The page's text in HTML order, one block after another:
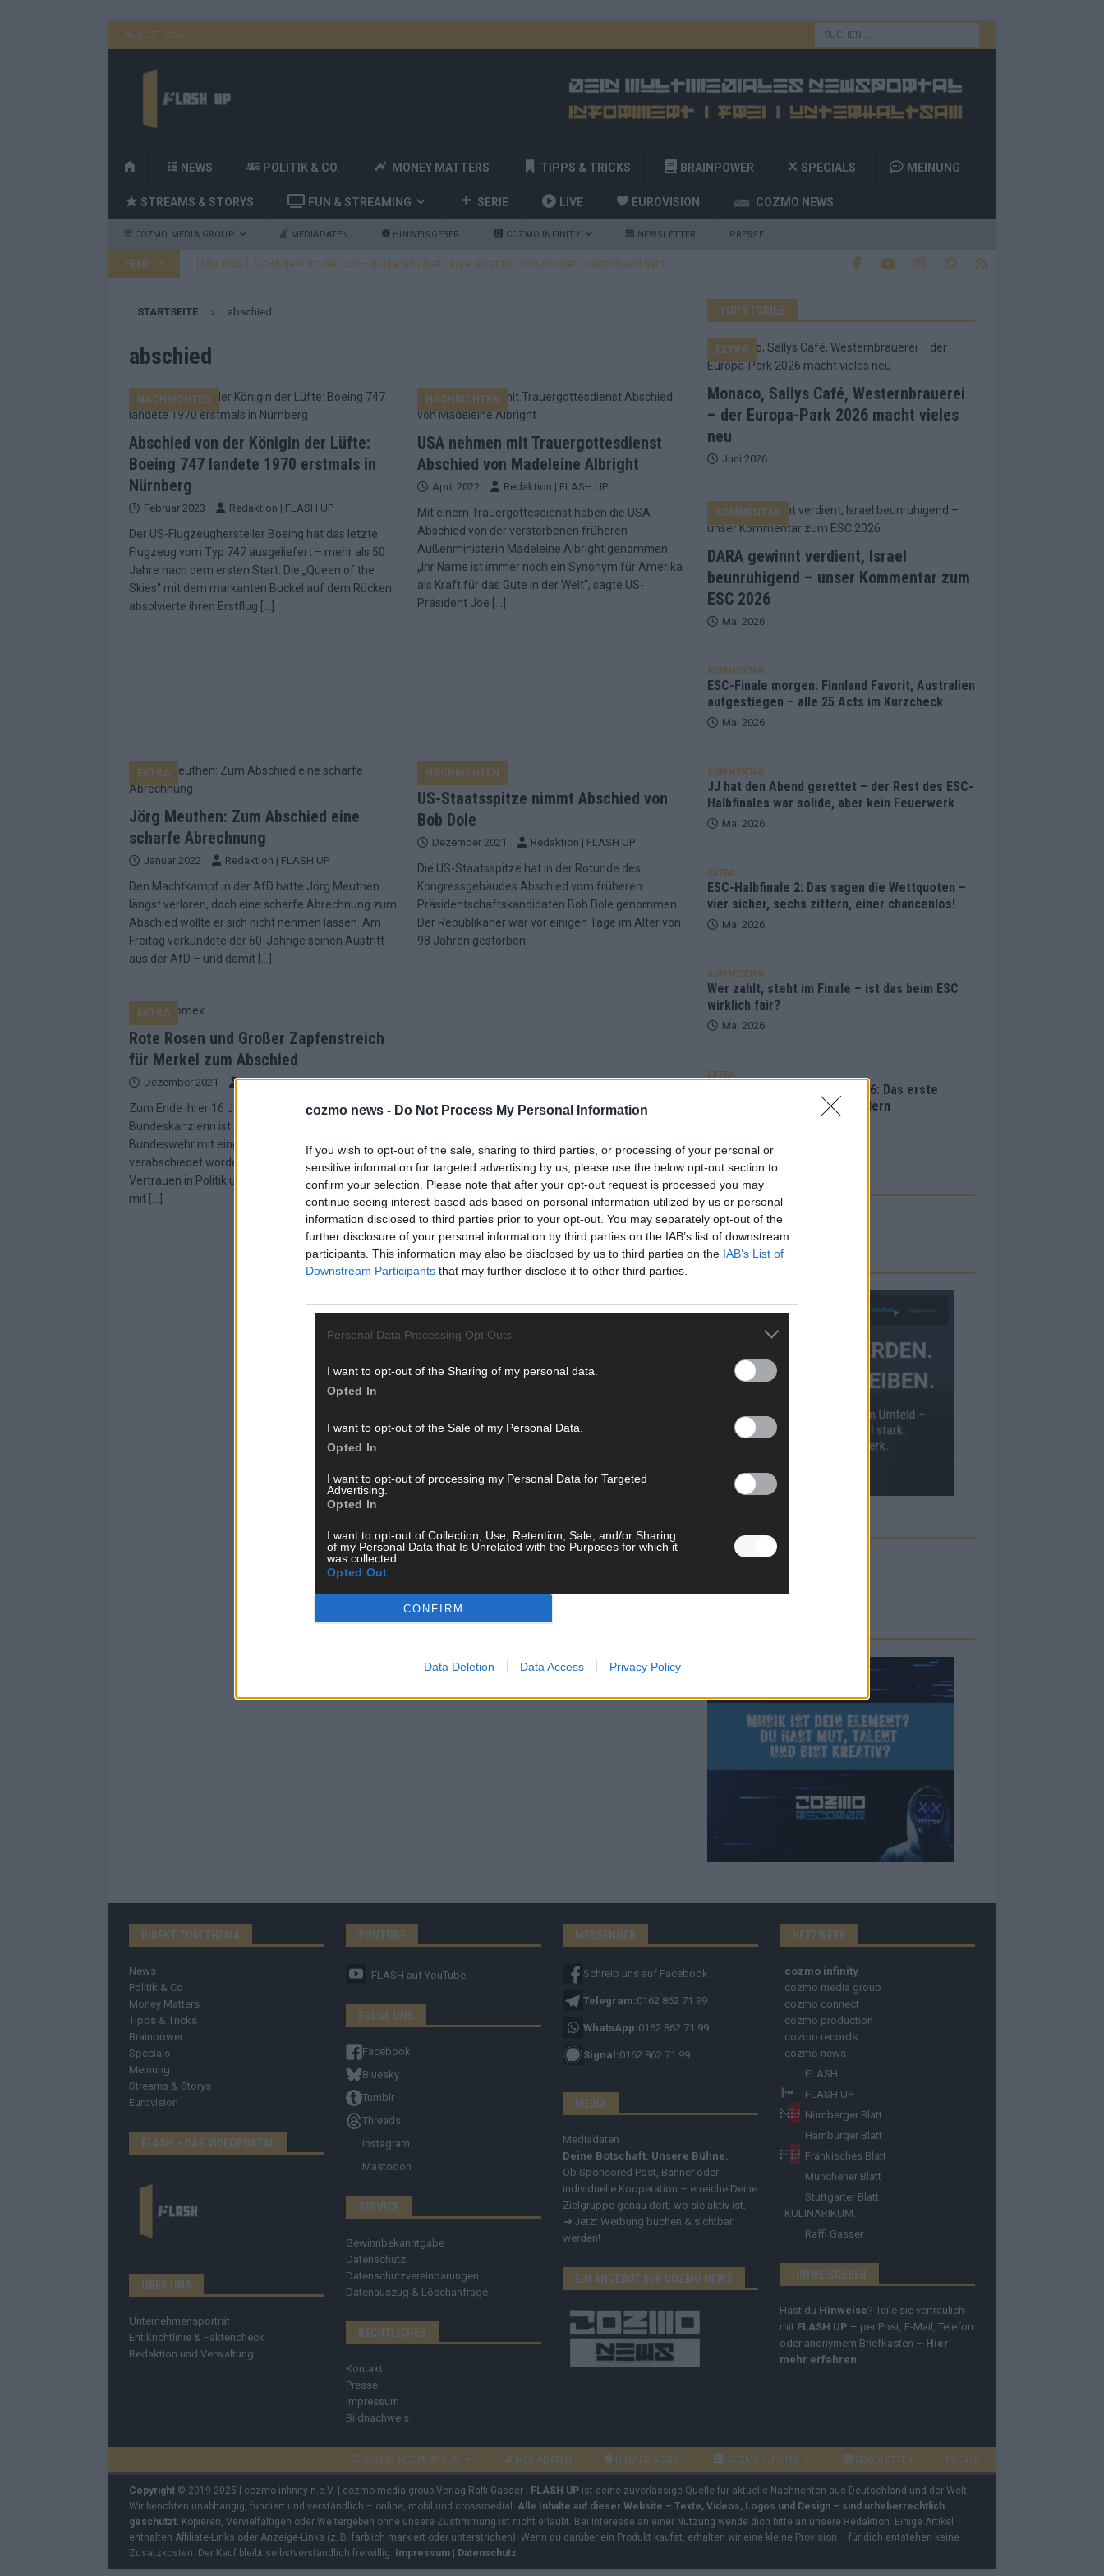
cozmo news - Do Not Process My Personal Information
If you wish to opt-out of the sale, sharing to third parties, or processing of your personal or
sensitive information for targeted advertising by us, please use the below opt-out section to
confirm your selection. Please note that after your opt-out request is processed you may
continue seeing interest-based ads based on personal information utilized by us or personal
information disclosed to third parties prior to your opt-out. You may separately opt-out of the
further disclosure of your personal information by third parties on the IAB’s list of downstream
participants. This information may also be disclosed by us to third parties on the IAB’s List of
Downstream Participants that may further disclose it to other third parties.
Personal Data Processing Opt Outs
I want to opt-out of the Sharing of my personal data.
Opted In
I want to opt-out of the Sale of my Personal Data.
Opted In
I want to opt-out of processing my Personal Data for Targeted
Advertising.
Opted In
I want to opt-out of Collection, Use, Retention, Sale, and/or Sharing
of my Personal Data that Is Unrelated with the Purposes for which it
was collected.
Opted Out
CONFIRM
Data Deletion Data Access Privacy Policy
AUGUST 2026
H
M
E
NEWS POLITIK & CO. MONEY MATTERS TIPPS & TRICKS BRAINPOWER SPECIALS MEINUNG
STREAMS & STORYS FUN & STREAMING SERIE LIVE EUROVISION COZMO NEWS
COZMO MEDIA GROUP MEDIADATEN HINWEISGEBER COZMO INFINITY NEWSLETTER PRESSE
FEED [ Mai 2026 ] DARA gewinnt den ESC – Bulgarien jubelt, Israel sorgt für Diskussionen, Deutschland geht
[ Mai 2026 ]
[ Mai 2026 ] ESC-Finale morgen: Finnland Favorit, Australien aufgestiegen – alle 25 Acts im Kurzcheck
[ Mai 2026 ] „Douze Points“ – wie eine Zahl zur Ikone wurde: 70 Jahre ESC-Wertungsgeschichte!
[ Mai 2026 ] Das ESC-Finale ist komplett – 26 Länder wollen den Sieg in Wien EUROVISION
[ Mai 2026 ] JJ hat den Abend gerettet – der Rest des ESC-Halbfinales war solide, aber kein Feuerwerk
KOMMENTAR
[ Mai 2026 ] ESC-Halbfinale 2: Das sagen die Wettquoten – vier sicher, sechs zittern, einer chancenlos!
STARTSEITE abschied
abschied
NACHRICHTEN
Abschied von der Königin der Lüfte:
Boeing 747 landete 1970 erstmals in
Nürnberg
Februar 2023 Redaktion | FLASH UP
Der US-Flugzeughersteller Boeing hat das letzte
Flugzeug vom Typ 747 ausgeliefert – mehr als 50
Jahre nach dem ersten Start. Die „Queen of the
Skies“ mit dem markanten Buckel auf dem Rücken
absolvierte ihren Erstflug
NACHRICHTEN
USA nehmen mit Trauergottesdienst
Abschied von Madeleine Albright
April 2022 Redaktion | FLASH UP
Mit einem Trauergottesdienst haben die USA
Abschied von der verstorbenen früheren
Außenministerin Madeleine Albright genommen.
„Ihr Name ist immer noch ein Synonym für Amerika
als Kraft für das Gute in der Welt“, sagte US-
Präsident Joe
EXTRA
Jörg Meuthen: Zum Abschied eine
scharfe Abrechnung
Januar 2022 Redaktion | FLASH UP
Den Machtkampf in der AfD hatte Jörg Meuthen
längst verloren, doch eine scharfe Abrechnung zum
Abschied wollte er sich nicht nehmen lassen. Am
Freitag verkündete der 60-Jährige seinen Austritt
aus der AfD – und damit
NACHRICHTEN
US-Staatsspitze nimmt Abschied von
Bob Dole
Dezember 2021 Redaktion | FLASH UP
Die US-Staatsspitze hat in der Rotunde des
Kongressgebäudes Abschied vom früheren
Präsidentschaftskandidaten Bob Dole genommen.
Der Republikaner war vor einigen Tage im Alter von
98 Jahren gestorben.
EXTRA
Rote Rosen und Großer Zapfenstreich
für Merkel zum Abschied
Dezember 2021 Redaktion | FLASH UP
Zum Ende ihrer 16 Jahre währenden Amtszeit als
Bundeskanzlerin ist Angela Merkel von der
Bundeswehr mit einem Großen Zapfenstreich
verabschiedet worden. In ihrer Rede wirbt sie um
Vertrauen in Politik und Wissenschaft und rechnet
mit
TOP STORIES
Monaco, Sallys Café, Westernbrauerei
– der Europa-Park 2026 macht vieles
neu
EXTRA
Juni 2026
DARA gewinnt verdient, Israel
beunruhigend – unser Kommentar zum
ESC 2026
KOMMENTAR
Mai 2026
KOMMENTAR
ESC-Finale morgen: Finnland Favorit, Australien
aufgestiegen – alle 25 Acts im Kurzcheck
Mai 2026
KOMMENTAR
JJ hat den Abend gerettet – der Rest des ESC-
Halbfinales war solide, aber kein Feuerwerk
Mai 2026
EXTRA
ESC-Halbfinale 2: Das sagen die Wettquoten –
vier sicher, sechs zittern, einer chancenlos!
Mai 2026
KOMMENTAR
Wer zahlt, steht im Finale – ist das beim ESC
wirklich fair?
Mai 2026
EXTRA
Eurovision Song Contest 2026: Das erste
Halbfinale – der Abend in Bildern
AD
DIREKT ZUM THEMA
News
Politik & Co
Money Matters
Tipps & Tricks
Brainpower
Specials
Meinung
Streams & Storys
Eurovision
FLASH – DAS VIDEOPORTAL
ÜBER UNS
Unternehmensporträt
Ehtikrichtlinie & Faktencheck
Redaktion und Verwaltung
YOUTUBE
FLASH auf YouTube
FOLGE UNS
Facebook
Bluesky
Tumblr
Threads
Instagram
Mastodon
SERVICE
Gewinnbekanntgabe
Datenschutz
Datenschutzvereinbarungen
Datenauszug & Löschanfrage
RECHTLICHES
Kontakt
Presse
Impressum
Bildnachweis
MESSENGER
Schreib uns auf Facebook
Telegram:0162 862 71 99
WhatsApp:0162 862 71 99
Signal:0162 862 71 99
MEDIA
Mediadaten
Deine Botschaft. Unsere Bühne.
Ob Sponsored Post, Banner oder
individuelle Kooperation – erreiche Deine
Zielgruppe genau dort, wo sie aktiv ist.
➔ Jetzt Werbung buchen & sichtbar
werden!
EIN ANGEBOT DER COZMO NEWS
NETZWERK
cozmo infinity
cozmo media group
cozmo connect
cozmo production
cozmo records
cozmo news
FLASH
FLASH UP
Nürnberger Blatt
Hamburger Blatt
Fränkisches Blatt
Münchener Blatt
Stuttgarter Blatt
KULINARIKUM.
Raffi Gasser
HINWEISGEBER
Hast du Hinweise? Teile sie vertraulich
mit FLASH UP – per Post, E-Mail, Telefon
oder anonymem Briefkasten – Hier
mehr erfahren.
COZMO MEDIA GROUP MEDIADATEN HINWEISGEBER COZMO INFINITY NEWSLETTER PRESSE
Copyright © 2019-2025 | cozmo infinity n.e.V. | cozmo media group Verlag Raffi Gasser | FLASH UP ist deine zuverlässige Quelle für aktuelle Nachrichten aus Deutschland und der Welt.
Wir berichten unabhängig, fundiert und verständlich – online, mobil und crossmedial. Alle Inhalte auf dieser Website – Texte, Videos, Logos und Design – sind urheberrechtlich
geschützt. Kopieren, Vervielfältigen oder Weitergeben ohne unsere Zustimmung ist nicht erlaubt. Bei Interesse an einer Nutzung wende dich bitte an unsere Redaktion. Einige Artikel
enthalten Affiliate-Links oder Anzeige-Links (z. B. farblich markiert oder unterstrichen). Wenn du darüber ein Produkt kaufst, erhalten wir eine kleine Provision – für dich entstehen keine
Zusatzkosten. Der Kauf bleibt selbstverständlich freiwillig.
Impressum Datenschutz